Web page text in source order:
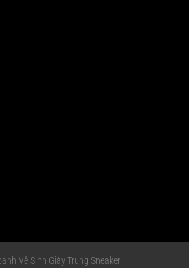
Vệ Sinh Giày Trung Sneaker